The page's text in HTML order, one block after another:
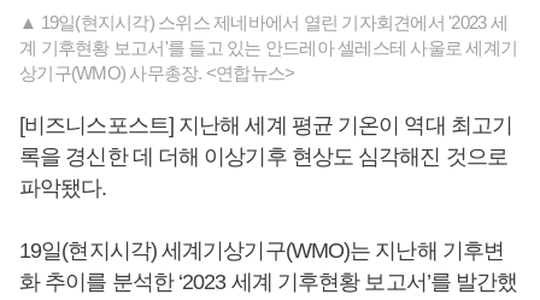
▲ 19일(현지시각) 스위스 제네바에서 열린 기자회견에서 '2023 세
계 기후현황 보고서'를 들고 있는 안드레아 셀레스테 사울로 세계기
상기구(WMO) 사무총장. <연합뉴스>
[비즈니스포스트] 지난해 세계 평균 기온이 역대 최고기
록을 경신한 데 더해 이상기후 현상도 심각해진 것으로
파악됐다.
19일(현지시각) 세계기상기구(WMO)는 지난해 기후변
화 추이를 분석한 ‘2023 세계 기후현황 보고서’를 발간했